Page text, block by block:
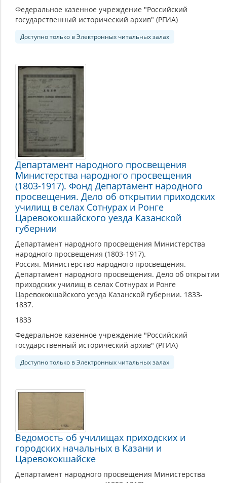
Федеральное казенное учреждение "Российский
государственный исторический архив" (РГИА)
Доступно только в Электронных читальных залах
Департамент народного просвещения
Министерства народного просвещения
(1803-1917). Фонд Департамент народного
просвещения. Дело об открытии приходских
училищ в селах Сотнурах и Ронге
Царевококшайского уезда Казанской
губернии
Департамент народного просвещения Министерства
народного просвещения (1803-1917).
Россия. Министерство народного просвещения.
Департамент народного просвещения. Дело об открытии
приходских училищ в селах Сотнурах и Ронге
Царевококшайского уезда Казанской губернии. 1833-
1837.
1833
Федеральное казенное учреждение "Российский
государственный исторический архив" (РГИА)
Доступно только в Электронных читальных залах
Ведомость об училищах приходских и
городских начальных в Казани и
Царевококшайске
Департамент народного просвещения Министерства